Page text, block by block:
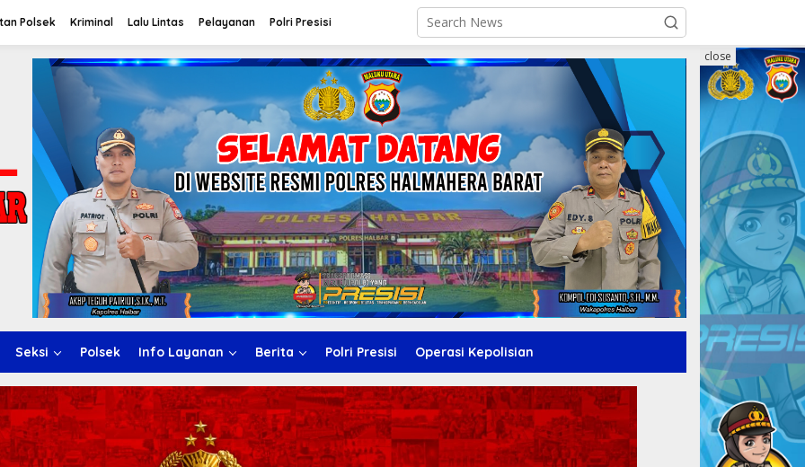
Polsek Kriminal Lalu Lintas Pelayanan Polri Presisi
Seksi Polsek Info Layanan Berita Polri Presisi Operasi Kepolisian
close